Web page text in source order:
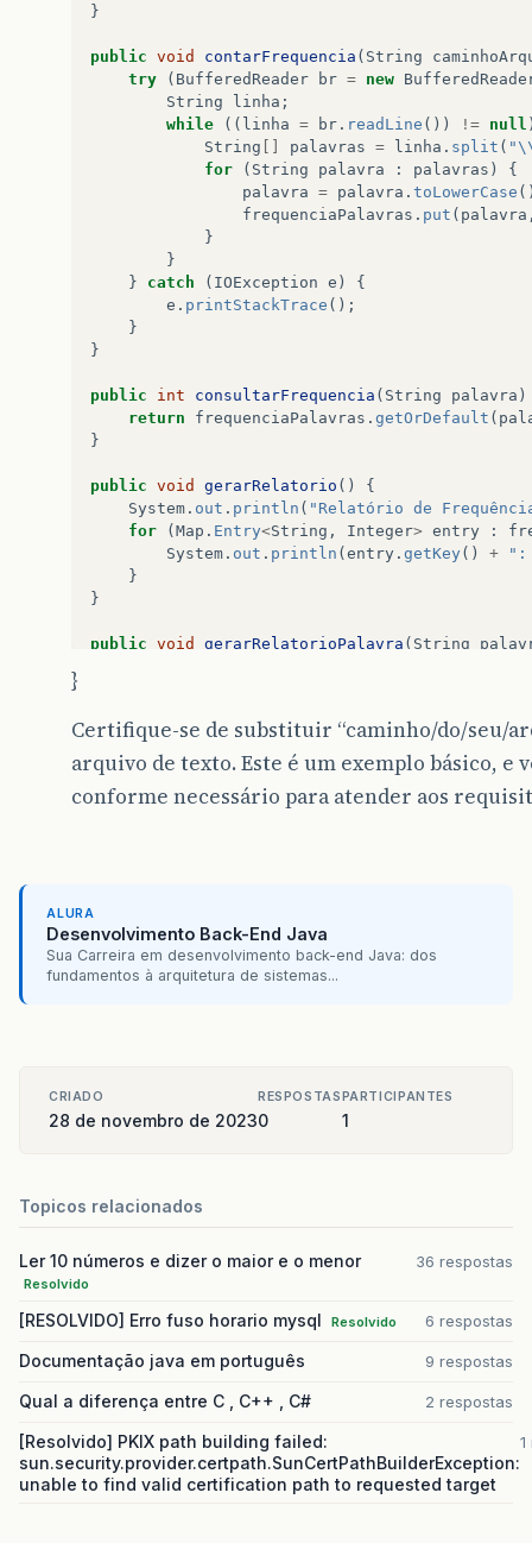
}
public void contarFrequencia ( String
try
( BufferedReader br = new
String
linha ;
while
(( linha = br . readLine ()) != null
String
palavras = linha . split (
for
( String palavra : palavras )
{
palavra = palavra . toLowerCase
frequenciaPalavras . put ( palavra
}
}
}
catch ( IOException e )
{
e . printStackTrace ();
}
}
public int consultarFrequencia ( String palavra )
return
frequenciaPalavras . getOrDefault (
}
public void gerarRelatorio ()
{
System . out . println ( "Relatório de
for
( Map . Entry<String , Integer> entry :
System . out . println ( entry . getKey () +
":
}
}
public void gerarRelatorioPalavra ( String
}
public
ContadorPalavras contador = new
}
Certifique-se de substituir “caminho/do/seu/
arquivo de texto. Este é um exemplo básico, e
conforme necessário para atender aos
ALURA
Desenvolvimento Back-End Java
Sua Carreira em desenvolvimento back-end Java: dos
fundamentos à arquitetura de sistemas...
CRIADO
28 de novembro de 2023
RESPOSTAS
0
PARTICIPANTES
1
Topicos relacionados
Ler 10 números e dizer o maior e o menor
Resolvido
36 respostas
[RESOLVIDO] Erro fuso horario mysql Resolvido 6 respostas
Documentação java em português 9 respostas
Qual a diferença entre C , C++ , C# 2 respostas
[Resolvido] PKIX path building failed:
sun.security.provider.certpath.SunCertPathBuilderException:
unable to find valid certification path to requested target